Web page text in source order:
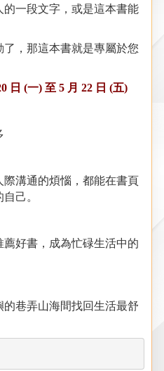
一段文字，或是這本書能
，那這本書就是專屬於您
日 (一) 至 5 月 22 日 (五)
溝通的煩惱，都能在書頁
自己 。
好書，成為忙碌生活中的
巷弄山海間找回生活最舒